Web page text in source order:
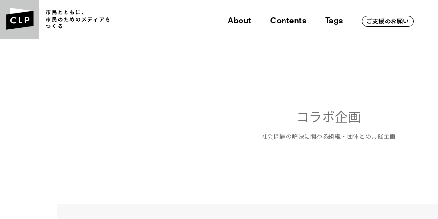
About Contents Tags ご支援のお願い
コラボ企画
社会問題の解決に関わる組織・団体との共催企画